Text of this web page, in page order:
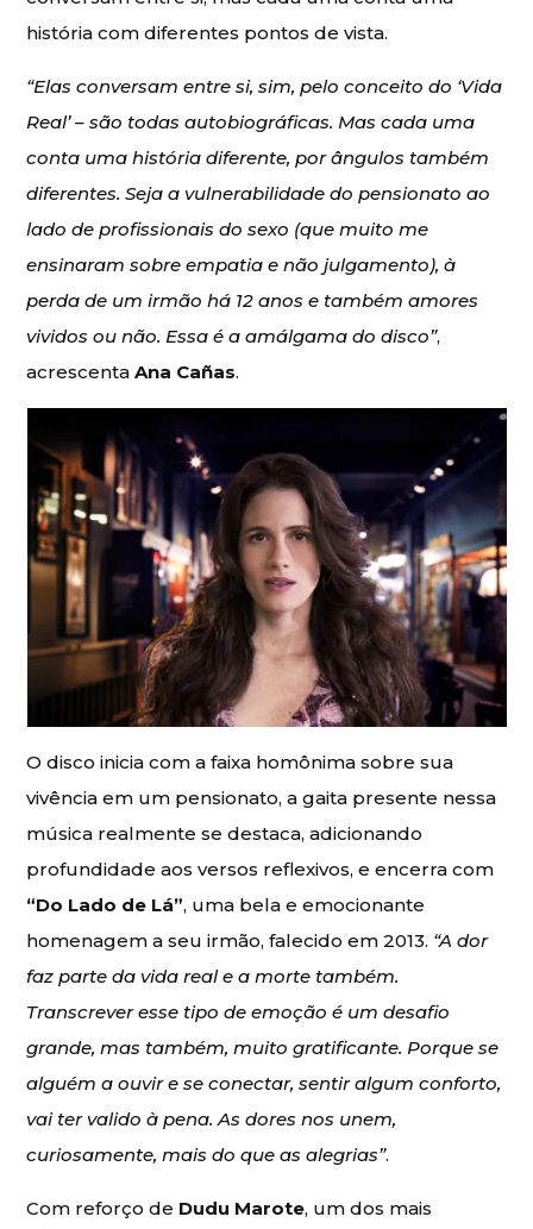
história com diferentes pontos de vista.
“Elas conversam entre si, sim, pelo conceito do ‘Vida
Real’ – são todas autobiográficas. Mas cada uma
conta uma história diferente, por ângulos também
diferentes. Seja a vulnerabilidade do pensionato ao
lado de profissionais do sexo (que muito me
ensinaram sobre empatia e não julgamento), à
perda de um irmão há 12 anos e também amores
vividos ou não. Essa é a amálgama do disco”,
acrescentaAna Cañas.
O disco inicia com a faixa homônima sobre sua
vivência em um pensionato, a gaita presente nessa
música realmente se destaca, adicionando
profundidade aos versos reflexivos, e encerra com
“Do Lado de Lá”, uma bela e emocionante
homenagem a seu irmão, falecido em 2013. “A dor
faz parte da vida real e a morte também.
Transcrever esse tipo de emoção é um desafio
grande, mas também, muito gratificante. Porque se
alguém a ouvir e se conectar, sentir algum conforto,
vai ter valido à pena. As dores nos unem,
curiosamente, mais do que as alegrias”.
Com reforço de Dudu Marote, um dos mais